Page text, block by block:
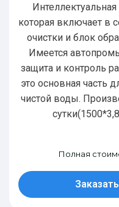
которая включает в
очистки и блок
Имеется
защита и контроль
это основная часть
чистой воды.
Полная